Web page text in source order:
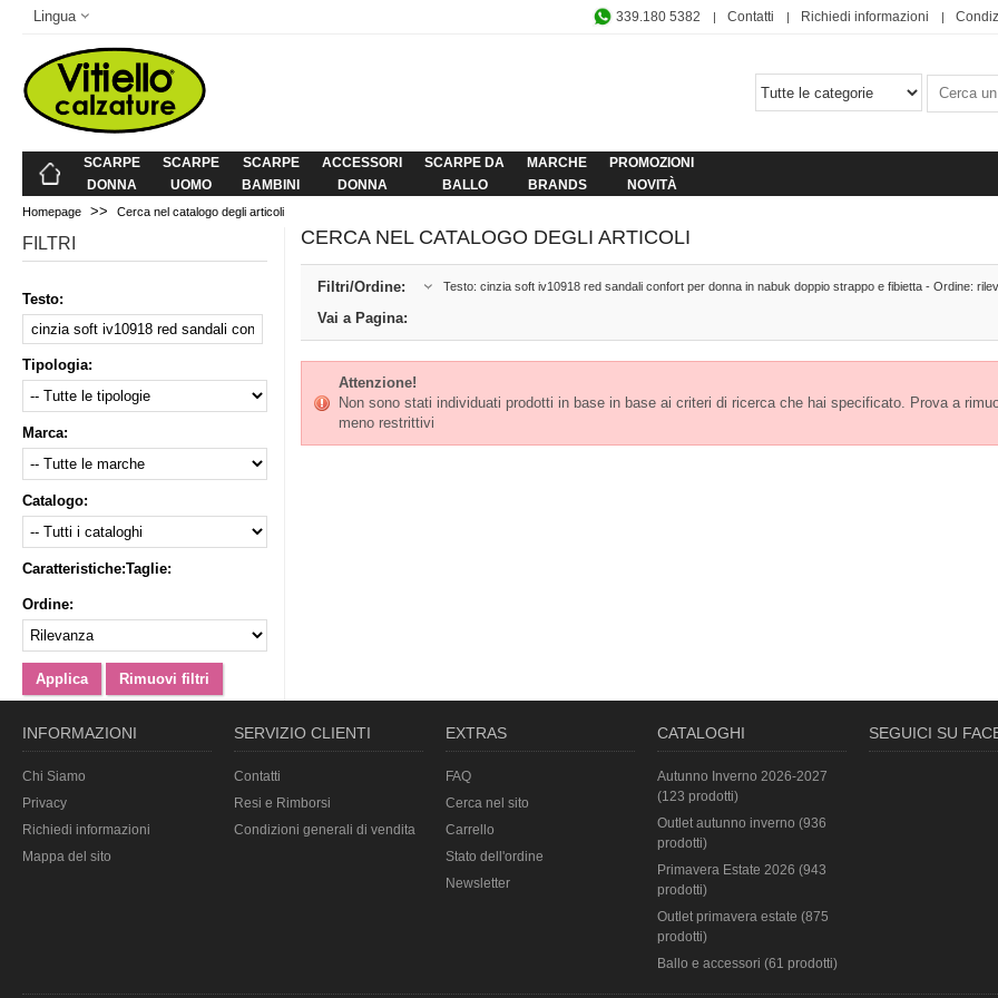
Lingua 339.180 5382 Contatti Richiedi informazioni
SCARPE
DONNA
SCARPE
UOMO
SCARPE
BAMBINI
ACCESSORI
DONNA
SCARPE DA
BALLO
MARCHE
BRANDS
PROMOZIONI
NOVITÀ
Homepage >> Cerca nel catalogo degli articoli
FILTRI
Testo:
Tipologia:
Marca:
Catalogo:
Caratteristiche:Taglie:
Ordine:
CERCA NEL CATALOGO DEGLI ARTICOLI
Filtri/Ordine: Testo: cinzia soft iv10918 red sandali confort per donna in nabuk doppio strappo e fibietta - Ordine:
Vai a Pagina:
Attenzione!
Non sono stati individuati prodotti in base in base ai criteri di ricerca che hai specificato. Prova a
meno restrittivi
INFORMAZIONI
Chi Siamo
Privacy
Richiedi informazioni
Mappa del sito
SERVIZIO CLIENTI
Contatti
Resi e Rimborsi
Condizioni generali di vendita
EXTRAS
FAQ
Cerca nel sito
Carrello
Stato dell'ordine
Newsletter
CATALOGHI
Autunno Inverno 2026-2027
(123 prodotti)
Outlet autunno inverno (936
prodotti)
Primavera Estate 2026 (943
prodotti)
Outlet primavera estate (875
prodotti)
Ballo e accessori (61 prodotti)
SEGUICI SU